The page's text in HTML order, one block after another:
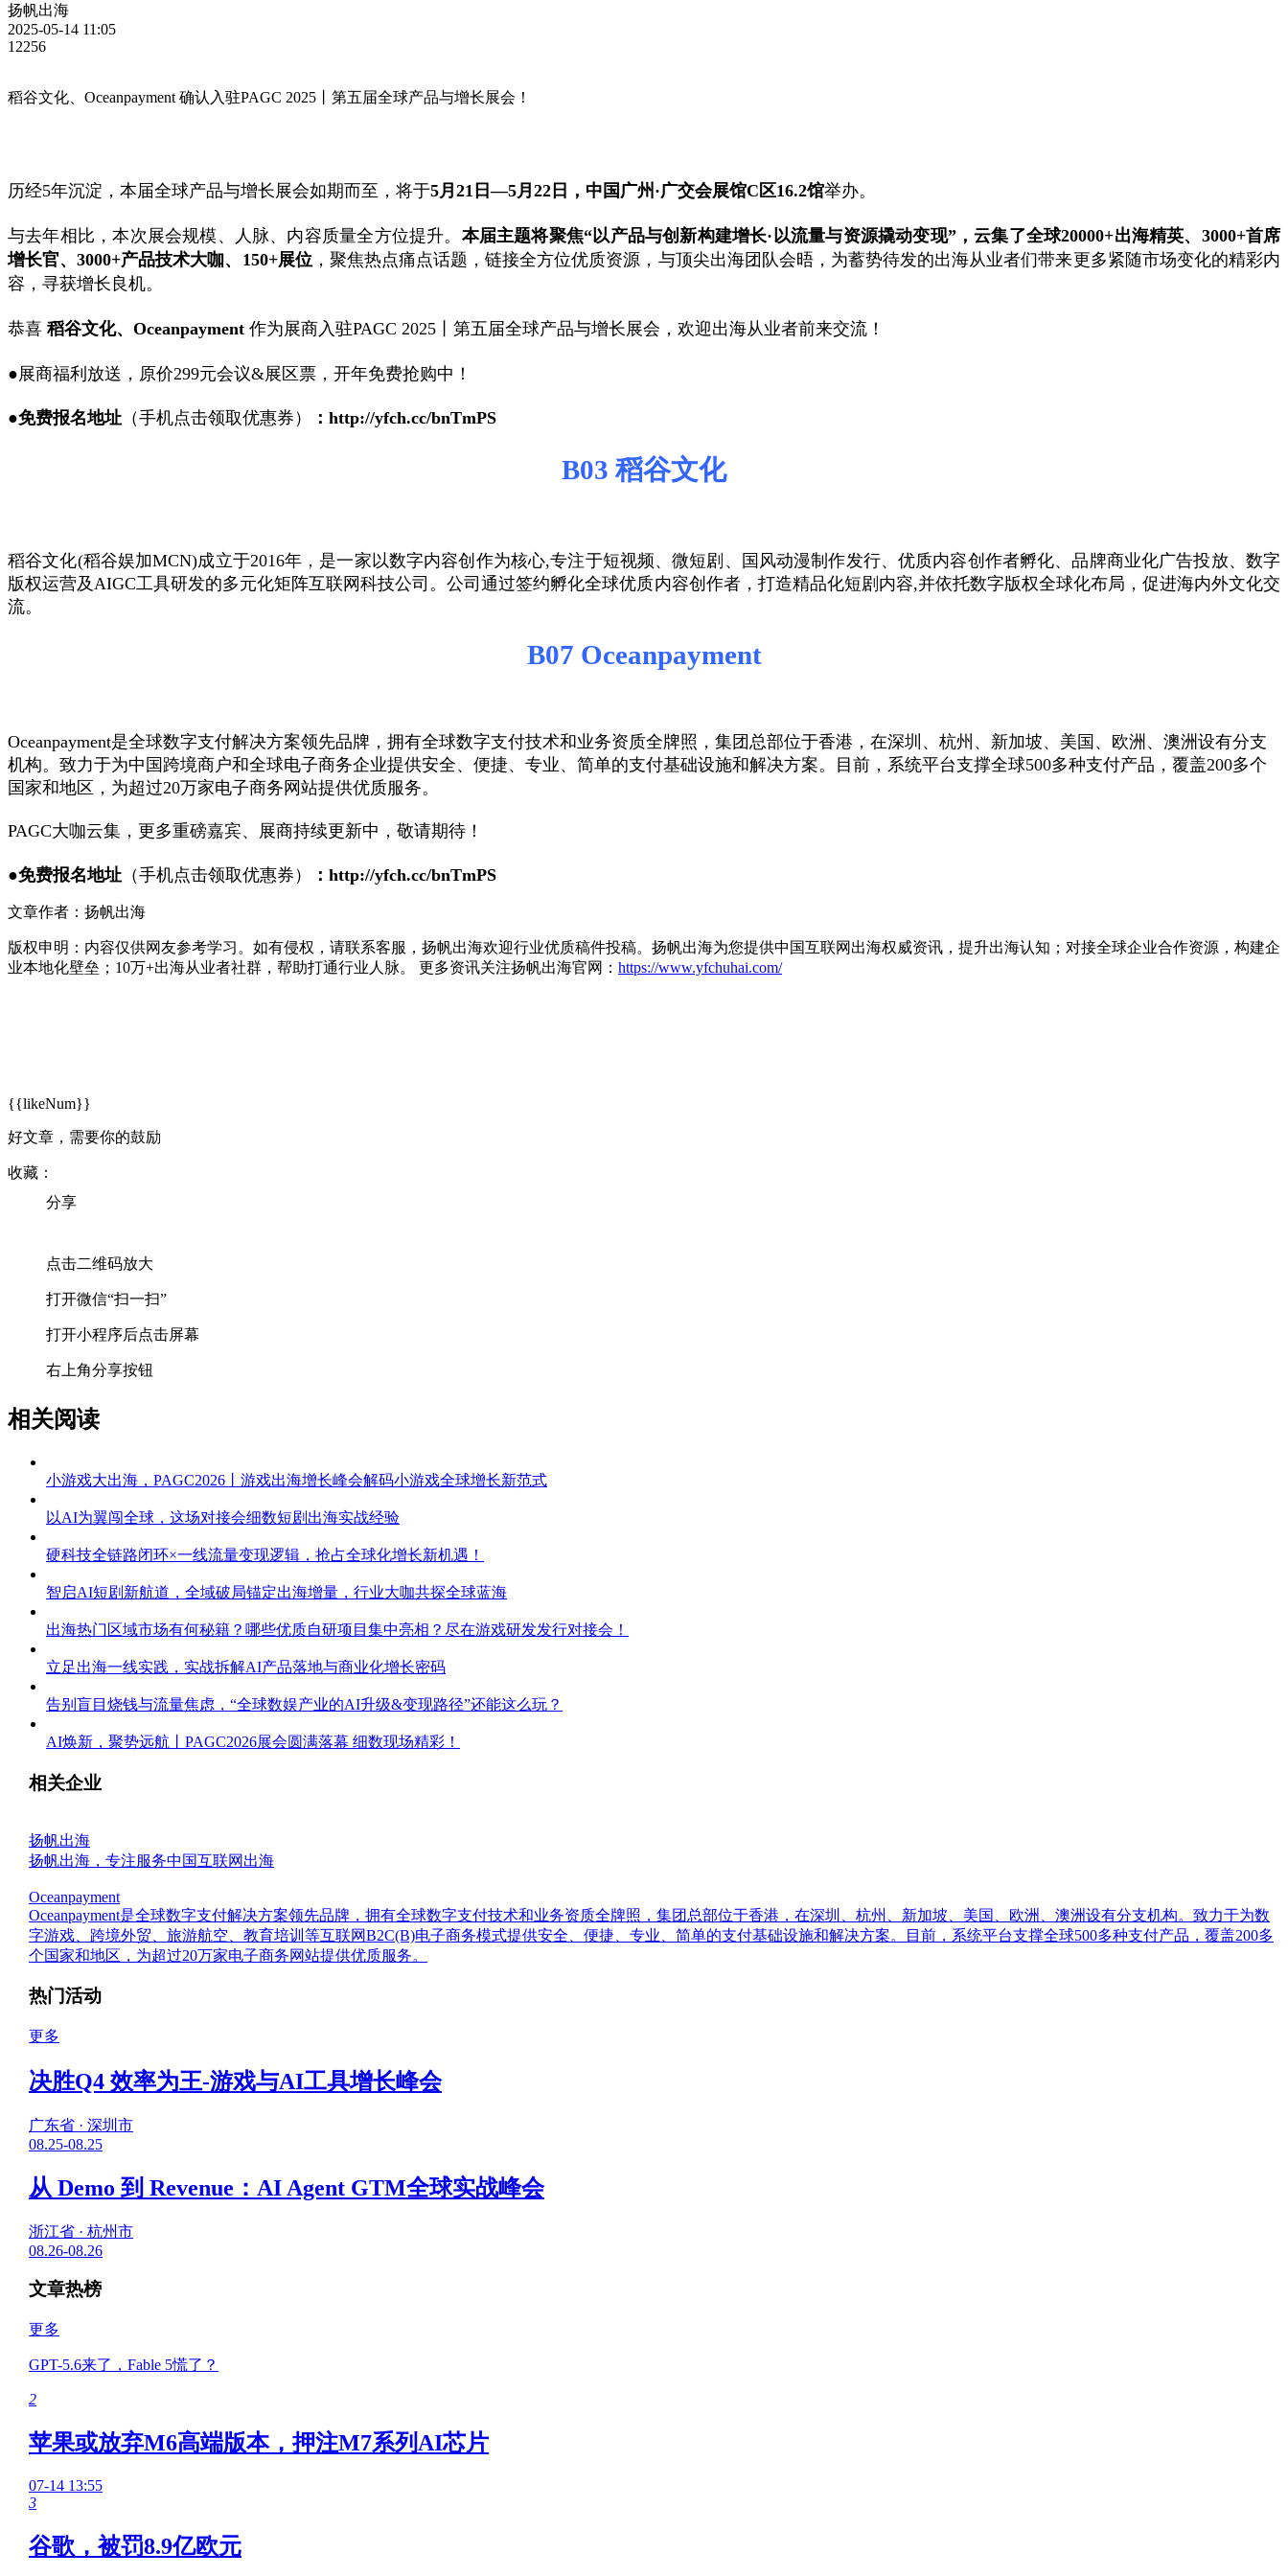
扬帆出海
2025-05-14 11:05
12256
稻谷文化、Oceanpayment 确认入驻PAGC 2025丨第五届全球产品与增长展会！
历经5年沉淀，本届全球产品与增长展会如期而至，将于5月21日—5月22日，中国广州·广交会展馆C区16.2馆举办。
与去年相比，本次展会规模、人脉、内容质量全方位提升。 本届主题将聚焦“以产品与创新构建增长·以流量与资源撬动变现”，云集了全球20000+出海精英、3000+首席
增长官、3000+产品技术大咖、150+展位，聚焦热点痛点话题，链接全方位优质资源，与顶尖出海团队会晤，为蓄势待发的出海从业者们带来更多紧随市场变化的精彩内
容，寻获增长良机。
恭喜 稻谷文化、Oceanpayment 作为展商入驻PAGC 2025丨第五届全球产品与增长展会，欢迎出海从业者前来交流！
●展商福利放送，原价299元会议&展区票，开年免费抢购中！
●免费报名地址 （手机点击领取优惠券） ： http://yfch.cc/bnTmPS
B03 稻谷文化
稻谷文化(稻谷娱加MCN)成立于2016年，是一家以数字内容创作为核心,专注于短视频、微短剧、国风动漫制作发行、优质内容创作者孵化、品牌商业化广告投放、数字
版权运营及AIGC工具研发的多元化矩阵互联网科技公司。公司通过签约孵化全球优质内容创作者，打造精品化短剧内容,并依托数字版权全球化布局，促进海内外文化交
流。
B07 Oceanpayment
Oceanpayment是全球数字支付解决方案领先品牌，拥有全球数字支付技术和业务资质全牌照，集团总部位于香港，在深圳、杭州、新加坡、美国、欧洲、澳洲设有分支
机构。致力于为中国跨境商户和全球电子商务企业提供安全、便捷、专业、简单的支付基础设施和解决方案。目前，系统平台支撑全球500多种支付产品，覆盖200多个
国家和地区，为超过20万家电子商务网站提供优质服务。
PAGC大咖云集，更多重磅嘉宾、展商持续更新中，敬请期待！
●免费报名地址 （手机点击领取优惠券） ： http://yfch.cc/bnTmPS
文章作者：扬帆出海
版权申明：内容仅供网友参考学习。如有侵权，请联系客服，扬帆出海欢迎行业优质稿件投稿。扬帆出海为您提供中国互联网出海权威资讯，提升出海认知；对接全球企业合作资源，构建企
业本地化壁垒；10万+出海从业者社群，帮助打通行业人脉。 更多资讯关注扬帆出海官网： https://www.yfchuhai.com/
{{likeNum}}
好文章，需要你的鼓励
收藏：
分享
点击二维码放大
打开微信“扫一扫”
打开小程序后点击屏幕
右上角分享按钮
相关阅读
小游戏大出海，PAGC2026丨游戏出海增长峰会解码小游戏全球增长新范式
以AI为翼闯全球，这场对接会细数短剧出海实战经验
硬科技全链路闭环×一线流量变现逻辑，抢占全球化增长新机遇！
智启AI短剧新航道，全域破局锚定出海增量，行业大咖共探全球蓝海
出海热门区域市场有何秘籍？哪些优质自研项目集中亮相？尽在游戏研发发行对接会！
立足出海一线实践，实战拆解AI产品落地与商业化增长密码
告别盲目烧钱与流量焦虑，“全球数娱产业的AI升级&变现路径”还能这么玩？
AI焕新，聚势远航丨PAGC2026展会圆满落幕 细数现场精彩！
相关企业
扬帆出海
扬帆出海，专注服务中国互联网出海
Oceanpayment
Oceanpayment是全球数字支付解决方案领先品牌，拥有全球数字支付技术和业务资质全牌照，集团总部位于香港，在深圳、杭州、新加坡、美国、欧洲、澳洲设有分支机构。致力于为数
字游戏、跨境外贸、旅游航空、教育培训等互联网B2C(B)电子商务模式提供安全、便捷、专业、简单的支付基础设施和解决方案。目前，系统平台支撑全球500多种支付产品，覆盖200多
个国家和地区，为超过20万家电子商务网站提供优质服务。
热门活动
更多
决胜Q4 效率为王-游戏与AI工具增长峰会
广东省 · 深圳市
08.25-08.25
从 Demo 到 Revenue：AI Agent GTM全球实战峰会
浙江省 · 杭州市
08.26-08.26
文章热榜
更多
GPT-5.6来了，Fable 5慌了？
2
苹果或放弃M6高端版本，押注M7系列AI芯片
07-14 13:55
3
谷歌，被罚8.9亿欧元